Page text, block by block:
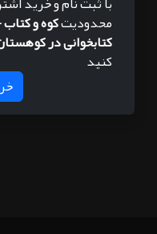
محدودیتکوه و
کتابخوانی در
کنید